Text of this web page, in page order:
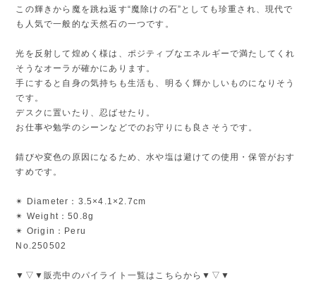
この輝きから魔を跳ね返す“魔除けの石”としても珍重され、現代で
も人気で一般的な天然石の一つです。
光を反射して煌めく様は、ポジティブなエネルギーで満たしてくれ
そうなオーラが確かにあります。
手にすると自身の気持ちも生活も、明るく輝かしいものになりそう
です。
デスクに置いたり、忍ばせたり。
お仕事や勉学のシーンなどでのお守りにも良さそうです。
錆びや変色の原因になるため、水や塩は避けての使用・保管がおす
すめです。
✴︎ Diameter：3.5×4.1×2.7cm
✴︎ Weight：50.8g
✴︎ Origin：Peru
No.250502
▼▽▼販売中のパイライト一覧はこちらから▼▽▼